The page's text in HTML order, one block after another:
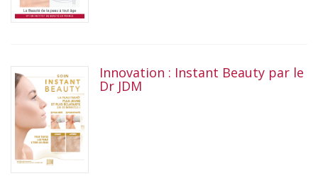
Innovation : Instant Beauty par le
Dr JDM